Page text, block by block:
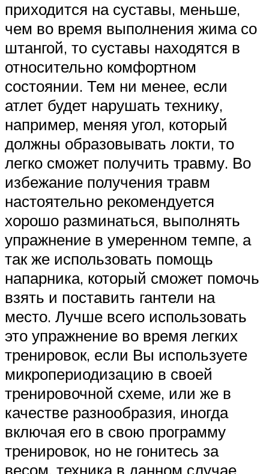
приходится на суставы, меньше,
чем во время выполнения жима со
штангой, то суставы находятся в
относительно комфортном
состоянии. Тем ни менее, если
атлет будет нарушать технику,
например, меняя угол, который
должны образовывать локти, то
легко сможет получить травму. Во
избежание получения травм
настоятельно рекомендуется
хорошо разминаться, выполнять
упражнение в умеренном темпе, а
так же использовать помощь
напарника, который сможет помочь
взять и поставить гантели на
место. Лучше всего использовать
это упражнение во время легких
тренировок, если Вы используете
микропериодизацию в своей
тренировочной схеме, или же в
качестве разнообразия, иногда
включая его в свою программу
тренировок, но не гонитесь за
весом, техника в данном случае